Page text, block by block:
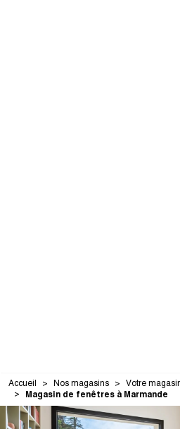
Accueil Nos magasins Votre
Magasin de fenêtres à Marmande